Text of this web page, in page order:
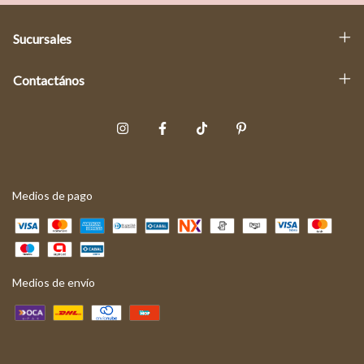
Sucursales
Contactános
Medios de pago
Medios de envío